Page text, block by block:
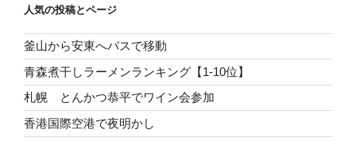
人気の投稿とページ
釜山から安東へバスで移動
青森煮干しラーメンランキング【1-10位】
札幌 とんかつ恭平でワイン会参加
香港国際空港で夜明かし